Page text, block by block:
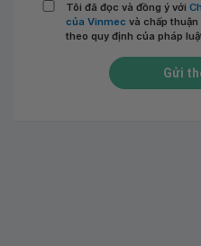
Tôi đã đọc và đồng ý với
của Vinmec và chấp
theo quy định của pháp
Gửi